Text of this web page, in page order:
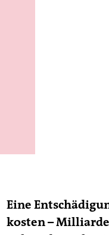
Eine
kosten –